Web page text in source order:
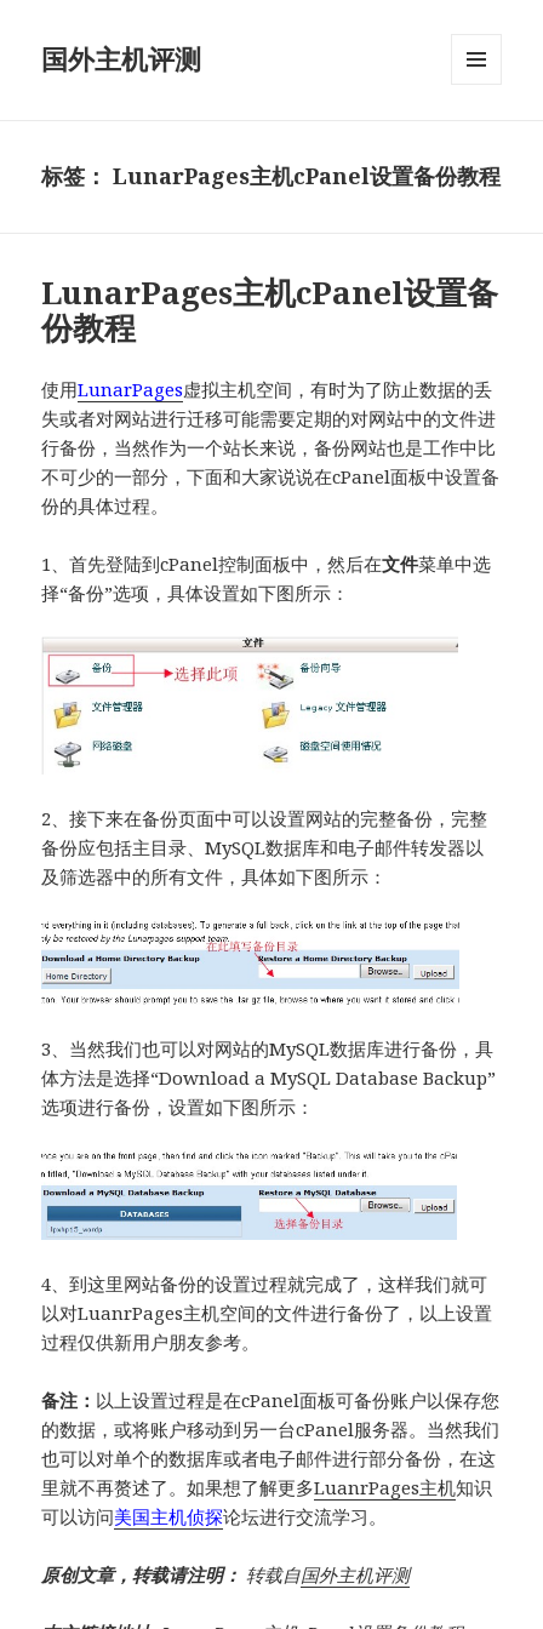
国外主机评测
标签：LunarPages主机cPanel设置备份教程
LunarPages主机cPanel设置备
份教程
使用LunarPages虚拟主机空间，有时为了防止数据的丢
失或者对网站进行迁移可能需要定期的对网站中的文件进
行备份，当然作为一个站长来说，备份网站也是工作中比
不可少的一部分，下面和大家说说在cPanel面板中设置备
份的具体过程。
1、首先登陆到cPanel控制面板中，然后在文件菜单中选
择“备份”选项，具体设置如下图所示：
2、接下来在备份页面中可以设置网站的完整备份，完整
备份应包括主目录、MySQL数据库和电子邮件转发器以
及筛选器中的所有文件，具体如下图所示：
3、当然我们也可以对网站的MySQL数据库进行备份，具
体方法是选择“Download a MySQL Database Backup”
选项进行备份，设置如下图所示：
4、到这里网站备份的设置过程就完成了，这样我们就可
以对LuanrPages主机空间的文件进行备份了，以上设置
过程仅供新用户朋友参考。
备注： 以上设置过程是在cPanel面板可备份账户以保存您
的数据，或将账户移动到另一台cPanel服务器。当然我们
也可以对单个的数据库或者电子邮件进行部分备份，在这
里就不再赘述了。如果想了解更多LuanrPages主机知识
可以访问美国主机侦探论坛进行交流学习。
原创文章，转载请注明： 转载自国外主机评测